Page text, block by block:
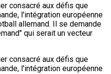
consacré aux défis que
l'intégration européenne
allemand. Il se demande
qui serait un vecteur
consacré aux défis que
l'intégration européenne